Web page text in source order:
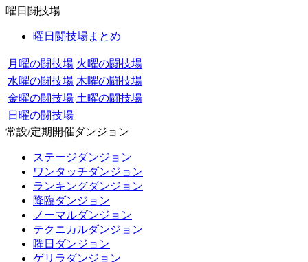
曜日闘技場
曜日闘技場まとめ
月曜の闘技場 火曜の闘技場
水曜の闘技場 木曜の闘技場
金曜の闘技場 土曜の闘技場
日曜の闘技場
常設/定期開催ダンジョン
ステージダンジョン
ワンタッチダンジョン
ランキングダンジョン
降臨ダンジョン
ノーマルダンジョン
テクニカルダンジョン
曜日ダンジョン
ゲリラダンジョン